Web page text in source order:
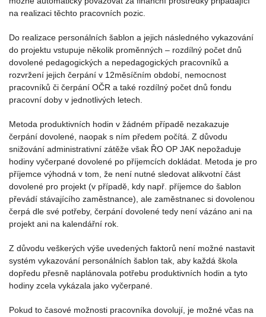
na realizaci těchto pracovních pozic.
Do realizace personálních šablon a jejich následného vykazování
do projektu vstupuje několik proměnných – rozdílný počet dnů
dovolené pedagogických a nepedagogických pracovníků a
rozvržení jejich čerpání v 12měsíčním období, nemocnost
pracovníků či čerpání OČR a také rozdílný počet dnů fondu
pracovní doby v jednotlivých letech.
Metoda produktivních hodin v žádném případě nezakazuje
čerpání dovolené, naopak s ním předem počítá. Z důvodu
snižování administrativní zátěže však ŘO OP JAK nepožaduje
hodiny vyčerpané dovolené po příjemcích dokládat. Metoda je pro
příjemce výhodná v tom, že není nutné sledovat alikvotní část
dovolené pro projekt (v případě, kdy např. příjemce do šablon
převádí stávajícího zaměstnance), ale zaměstnanec si dovolenou
čerpá dle své potřeby, čerpání dovolené tedy není vázáno ani na
projekt ani na kalendářní rok.
Z důvodu veškerých výše uvedených faktorů není možné nastavit
systém vykazování personálních šablon tak, aby každá škola
dopředu přesně naplánovala potřebu produktivních hodin a tyto
hodiny zcela vykázala jako vyčerpané.
Pokud to časové možnosti pracovníka dovolují, je možné včas na